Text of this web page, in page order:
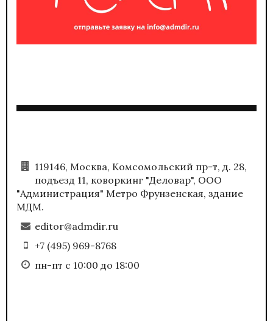
119146, Москва, Комсомольский пр-т, д. 28,
подъезд 11, коворкинг "Деловар", ООО
"Администрация" Метро Фрунзенская, здание
МДМ.
editor@admdir.ru
+7 (495) 969-8768
пн-пт с 10:00 до 18:00